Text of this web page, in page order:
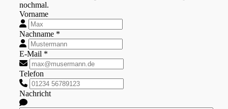
nochmal.
Vorname
Nachname *
E-Mail *
Telefon
Nachricht